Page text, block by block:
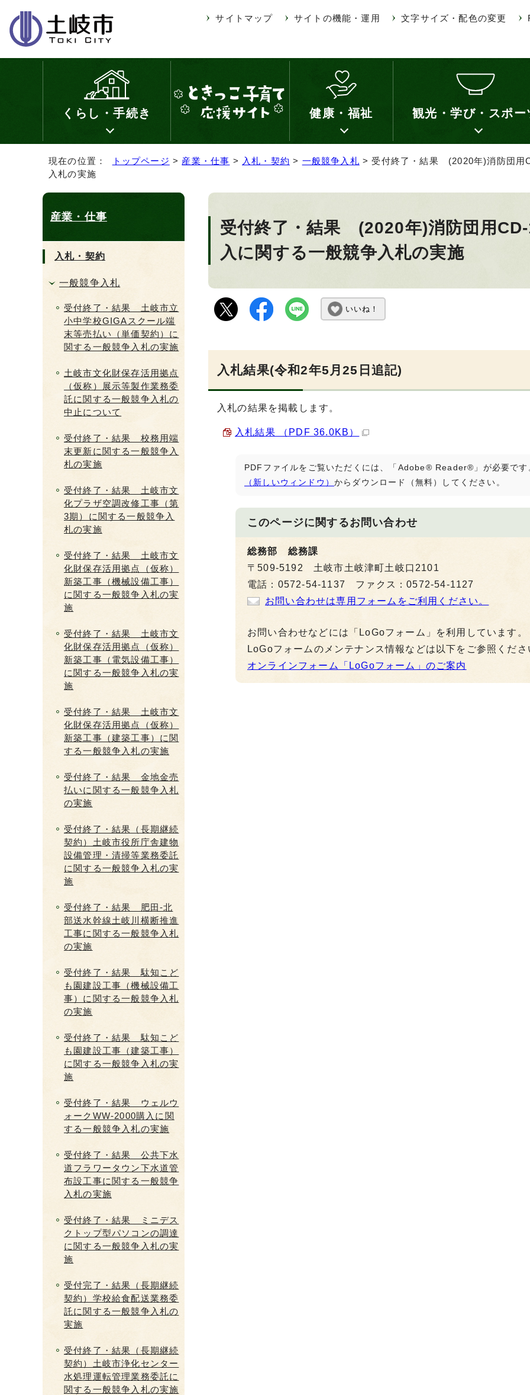
サイトマップ サイトの機能・運用 文字サイズ・配色の変更
くらし・手続き 健康・福祉 観光・学び・スポー
現在の位置： トップページ > 産業・仕事 > 入札・契約 > 一般競争入札 > 受付終了・結果 (2020年)消防団用
入札の実施
受付終了・結果 (2020年)消防団用
入に関する一般競争入札の実施
いいね！
入札結果(令和2年5月25日追記)
入札の結果を掲載します。
入札結果 （PDF 36.0KB）
PDFファイルをご覧いただくには、「Adobe® Reader®」が必要です
（新しいウィンドウ） からダウンロード（無料）してください。
このページに関するお問い合わせ
総務部 総務課
〒509-5192 土岐市土岐津町土岐口2101
電話：0572-54-1137 ファクス：0572-54-1127
お問い合わせは専用フォームをご利用ください。
お問い合わせなどには「LoGoフォーム」を利用しています。
LoGoフォームのメンテナンス情報などは以下をご参照くださ
オンラインフォーム「LoGoフォーム」のご案内
産業・仕事
入札・契約
一般競争入札
受付終了・結果 土岐市立
小中学校GIGAスクール端
末等売払い（単価契約）に
関する一般競争入札の実施
土岐市文化財保存活用拠点
（仮称）展示等製作業務委
託に関する一般競争入札の
中止について
受付終了・結果 校務用端
末更新に関する一般競争入
札の実施
受付終了・結果 土岐市文
化プラザ空調改修工事（第
3期）に関する一般競争入
札の実施
受付終了・結果 土岐市文
化財保存活用拠点（仮称）
新築工事（機械設備工事）
に関する一般競争入札の実
施
受付終了・結果 土岐市文
化財保存活用拠点（仮称）
新築工事（電気設備工事）
に関する一般競争入札の実
施
受付終了・結果 土岐市文
化財保存活用拠点（仮称）
新築工事（建築工事）に関
する一般競争入札の実施
受付終了・結果 金地金売
払いに関する一般競争入札
の実施
受付終了・結果（長期継続
契約）土岐市役所庁舎建物
設備管理・清掃等業務委託
に関する一般競争入札の実
施
受付終了・結果 肥田-北
部送水幹線土岐川横断推進
工事に関する一般競争入札
の実施
受付終了・結果 駄知こど
も園建設工事（機械設備工
事）に関する一般競争入札
の実施
受付終了・結果 駄知こど
も園建設工事（建築工事）
に関する一般競争入札の実
施
受付終了・結果 ウェルウ
ォークWW-2000購入に関
する一般競争入札の実施
受付終了・結果 公共下水
道フラワータウン下水道管
布設工事に関する一般競争
入札の実施
受付終了・結果 ミニデス
クトップ型パソコンの調達
に関する一般競争入札の実
施
受付完了・結果（長期継続
契約）学校給食配送業務委
託に関する一般競争入札の
実施
受付終了・結果（長期継続
契約）土岐市浄化センター
水処理運転管理業務委託に
関する一般競争入札の実施